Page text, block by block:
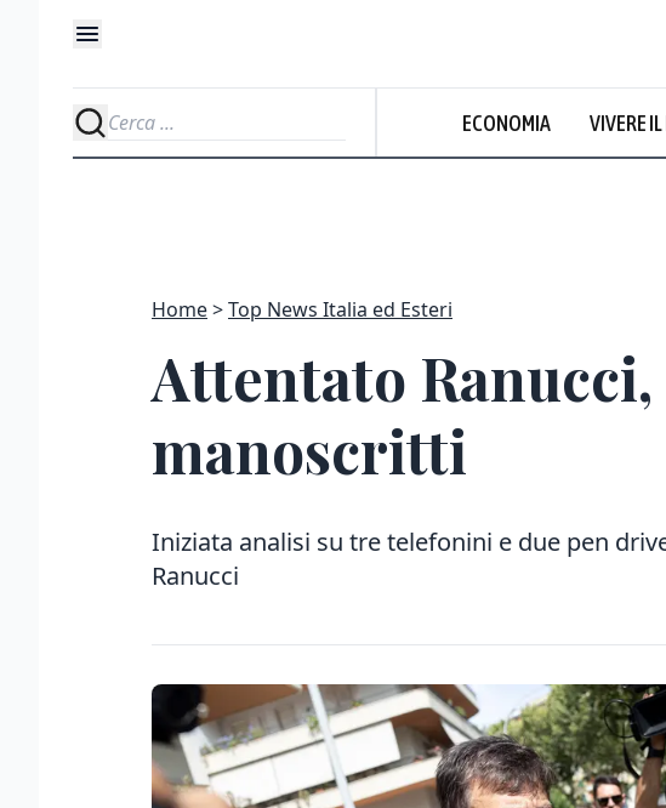
ECONOMIA VIVERE
Home Top News Italia ed Esteri
Attentato
manoscritti
Iniziata analisi su tre telefonini e due pen
Ranucci